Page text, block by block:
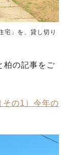
宅」を、貸し切り
柏の記事をご
その1）今年の